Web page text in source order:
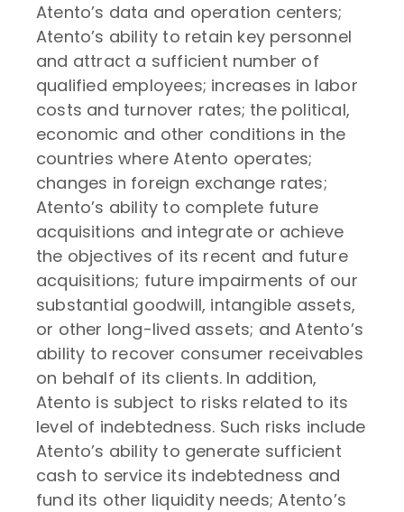
Atento’s data and operation centers;
Atento’s ability to retain key personnel
and attract a sufficient number of
qualified employees; increases in labor
costs and turnover rates; the political,
economic and other conditions in the
countries where Atento operates;
changes in foreign exchange rates;
Atento’s ability to complete future
acquisitions and integrate or achieve
the objectives of its recent and future
acquisitions; future impairments of our
substantial goodwill, intangible assets,
or other long-lived assets; and Atento’s
ability to recover consumer receivables
on behalf of its clients. In addition,
Atento is subject to risks related to its
level of indebtedness. Such risks include
Atento’s ability to generate sufficient
cash to service its indebtedness and
fund its other liquidity needs; Atento’s